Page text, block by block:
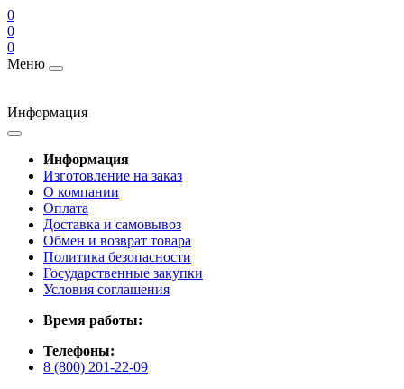
0
0
0
Меню
Информация
Информация
Изготовление на заказ
О компании
Оплата
Доставка и самовывоз
Обмен и возврат товара
Политика безопасности
Государственные закупки
Условия соглашения
Время работы:
Телефоны:
8 (800) 201-22-09